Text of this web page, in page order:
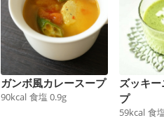
ガンボ風カレースープ
90kcal 食塩 0.9g
ズッキ
プ
59kcal 食